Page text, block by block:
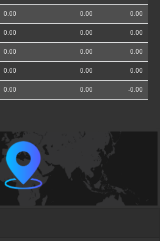
0.00 0.00 0.00
0.00 0.00 0.00
0.00 0.00 0.00
0.00 0.00 0.00
0.00 0.00 -0.00